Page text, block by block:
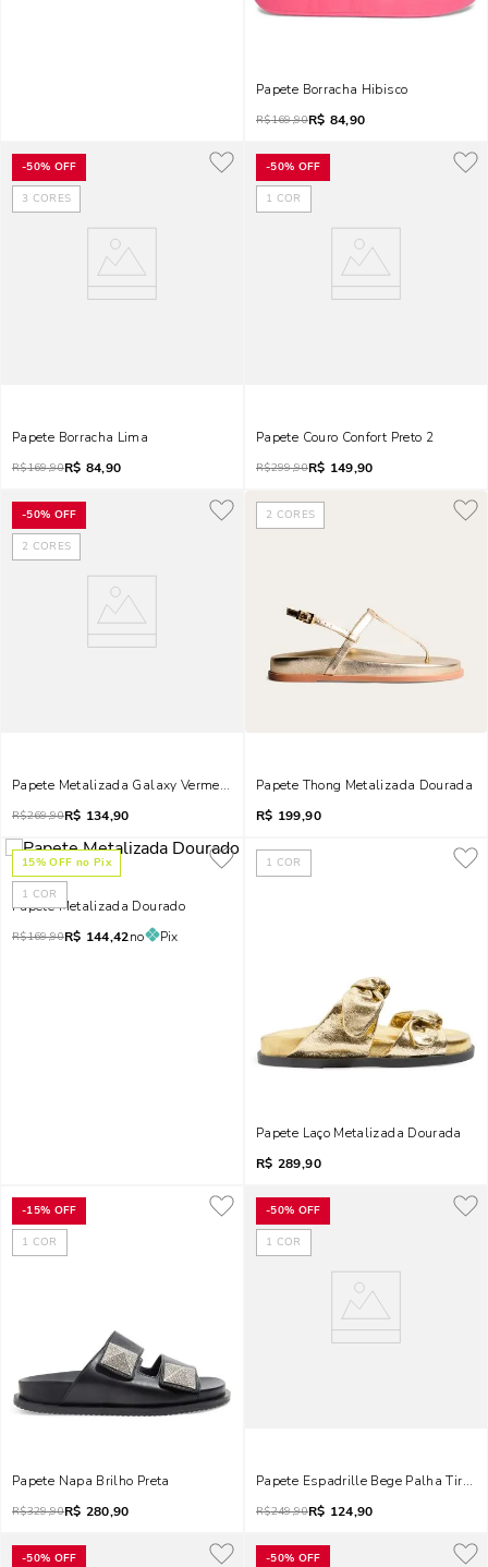
Papete Borracha Hibisco
R$169,90R$ 84,90
-50% OFF
3 CORES
Papete Borracha Lima
R$169,90R$ 84,90
-50% OFF
1 COR
Papete Couro Confort Preto 2
R$299,90R$ 149,90
-50% OFF
2 CORES
Papete Metalizada Galaxy Vermelho Marsala
R$269,90R$ 134,90
2 CORES
Papete Thong Metalizada Dourada
R$ 199,90
15% OFF no Pix
1 COR
Papete Metalizada Dourado
R$169,90R$ 144,42no Pix
1 COR
Papete Laço Metalizada Dourada
R$ 289,90
-15% OFF
1 COR
Papete Napa Brilho Preta
R$329,90R$ 280,90
-50% OFF
1 COR
Papete Espadrille Bege Palha Tiras
R$249,90R$ 124,90
-50% OFF -50% OFF